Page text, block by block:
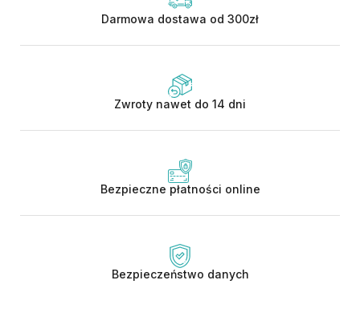
Darmowa dostawa od 300zł
Zwroty nawet do 14 dni
Bezpieczne płatności online
Bezpieczeństwo danych